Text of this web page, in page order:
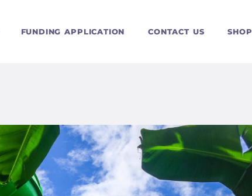
FUNDING APPLICATION CONTACT US SHOP